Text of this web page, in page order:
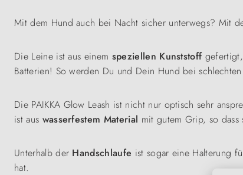
Mit dem Hund auch bei Nacht sicher unterwegs? Mit
Die Leine ist aus einem speziellen Kunststoff
Batterien! So werden Du und Dein Hund bei
Die PAIKKA Glow Leash ist nicht nur optisch sehr
ist aus wasserfestem Material mit gutem Grip, so
Unterhalb der Handschlaufe ist sogar eine Halterung
hat.